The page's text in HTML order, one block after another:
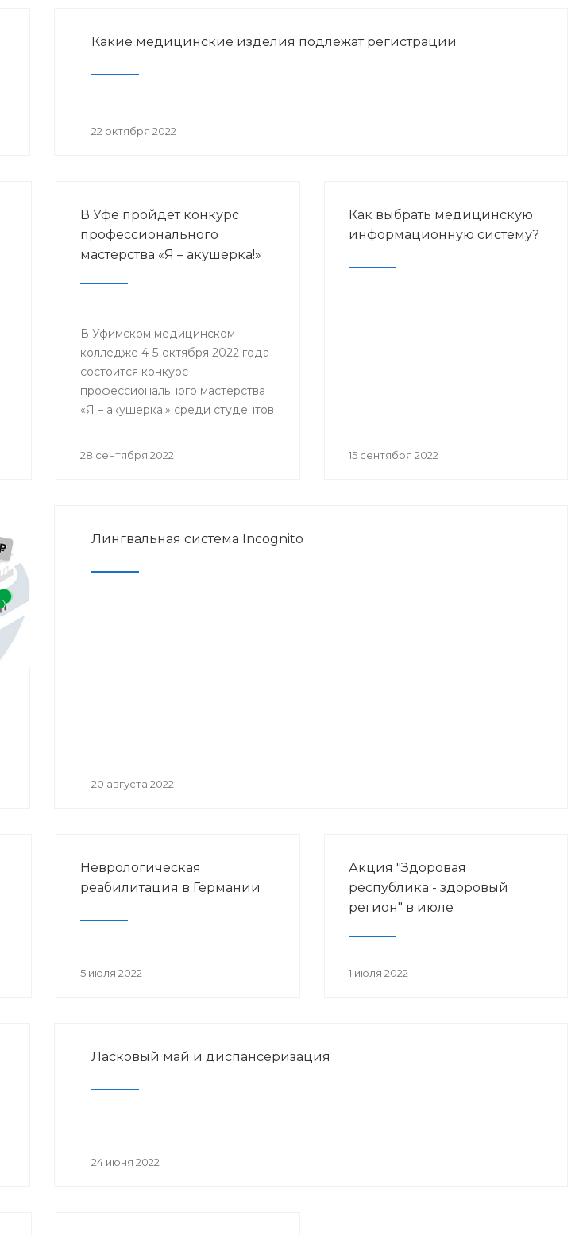
Какие медицинские изделия подлежат регистрации
22 октября 2022
В Уфе пройдет конкурс
профессионального
мастерства «Я – акушерка!»
В Уфимском медицинском
колледже 4-5 октября 2022 года
состоится конкурс
профессионального мастерства
«Я – акушерка!» среди студентов
фармацевтических
28 сентября 2022
Как выбрать медицинскую
информационную систему?
15 сентября 2022
Лингвальная система Incognito
20 августа 2022
Неврологическая
реабилитация в Германии
5 июля 2022
Акция "Здоровая
республика - здоровый
регион" в июле
1 июля 2022
Ласковый май и диспансеризация
24 июня 2022